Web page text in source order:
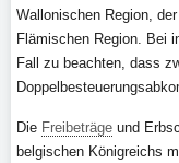
Wallonischen Region,
Flämischen Region. Bei
Fall zu beachten, dass
Die Freibeträge und
belgischen Königreichs